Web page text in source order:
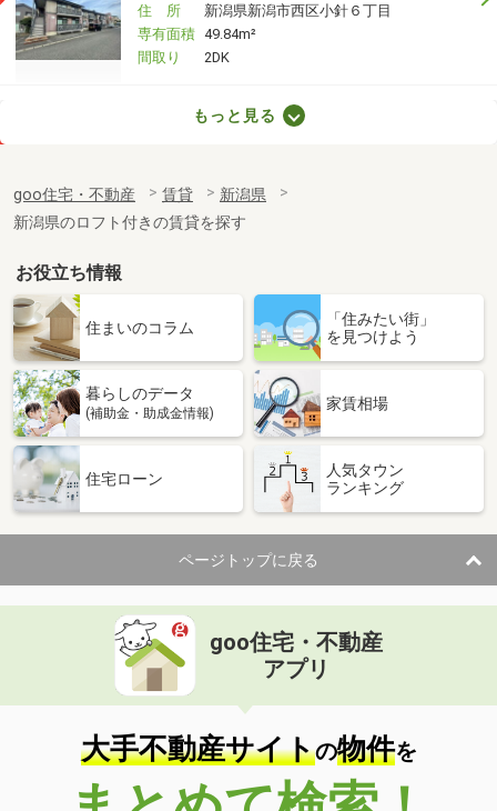
住 所
新潟県新潟市西区小針６丁目
専有面積 49.84m²
間取り
2DK
新潟県見附市葛巻１丁目
専有面積
49.17m²
間取り
1LDK
新潟県新潟市東区東明５丁目
価 格
5.70万円
新潟県新潟市東区東明５丁目
専有面積 53.46m²
間取り
新潟県新潟市中央区姥ケ山４丁目
住 所
新潟県新潟市中央区姥ケ山４丁目
専有面積 50.01m²
間取り
1LDK
新潟県新潟市中央区関屋恵町
価 格
住 所
新潟県新潟市中央区関屋恵町
専有面積 45.8m²
間取り
1LDK
新潟県新潟市中央区大島
もっと見る
goo住宅・不動産 賃貸
新潟県
新潟県のロフト付きの賃貸を探す
お役立ち情報
住まいのコラム
「住みたい街」
を見つけよう
暮らしのデータ
(補助金・助成金情報)
家賃相場
住宅ローン
人気タウン
ランキング
ページトップに戻る
goo住宅・不動産
アプリ
大手不動産サイトの物件を